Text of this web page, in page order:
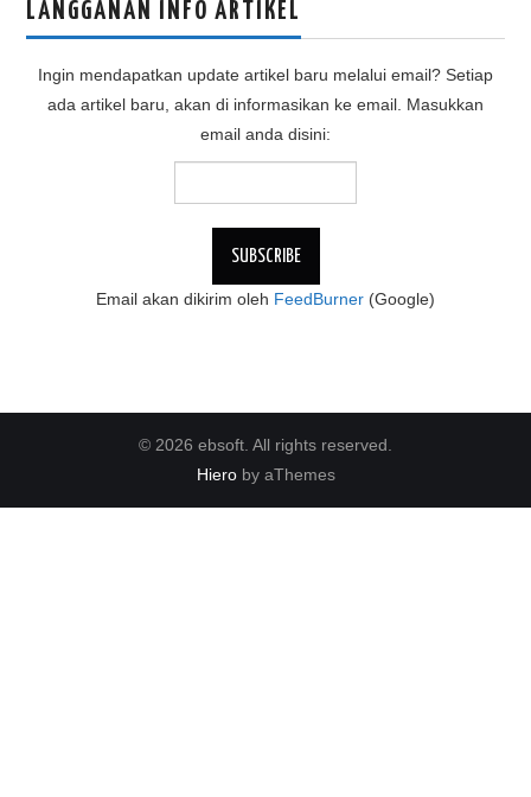
LANGGANAN INFO ARTIKEL
Ingin mendapatkan update artikel baru melalui email? Setiap
ada artikel baru, akan di informasikan ke email. Masukkan
email anda disini:
Email akan dikirim oleh FeedBurner (Google)
© 2026 ebsoft. All rights reserved.
Hieroby aThemes